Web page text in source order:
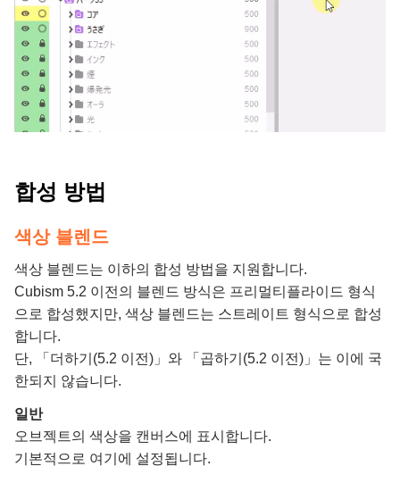
합성 방법
색상 블렌드
색상 블렌드는 이하의 합성 방법을 지원합니다.
Cubism 5.2 이전의 블렌드 방식은 프리멀티플라이드 형식
으로 합성했지만, 색상 블렌드는 스트레이트 형식으로 합성
합니다.
단, 「더하기(5.2 이전)」와 「곱하기(5.2 이전)」는 이에 국
한되지 않습니다.
일반
오브젝트의 색상을 캔버스에 표시합니다.
기본적으로 여기에 설정됩니다.